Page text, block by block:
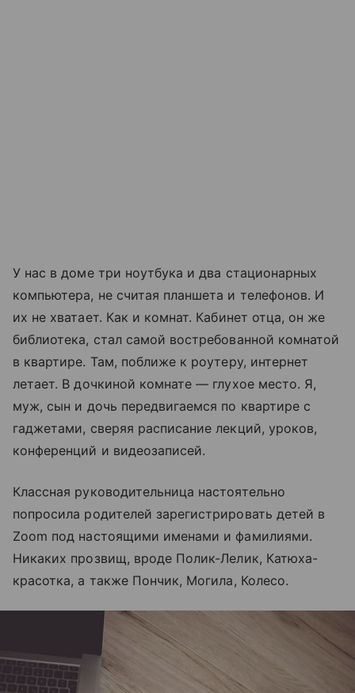
У нас в доме три ноутбука и два стационарных
компьютера, не считая планшета и телефонов. И
их не хватает. Как и комнат. Кабинет отца, он же
библиотека, стал самой востребованной комнатой
в квартире. Там, поближе к роутеру, интернет
летает. В дочкиной комнате — глухое место. Я,
муж, сын и дочь передвигаемся по квартире с
гаджетами, сверяя расписание лекций, уроков,
конференций и видеозаписей.
Классная руководительница настоятельно
попросила родителей зарегистрировать детей в
Zoom под настоящими именами и фамилиями.
Никаких прозвищ, вроде Полик-Лелик, Катюха-
красотка, а также Пончик, Могила, Колесо.